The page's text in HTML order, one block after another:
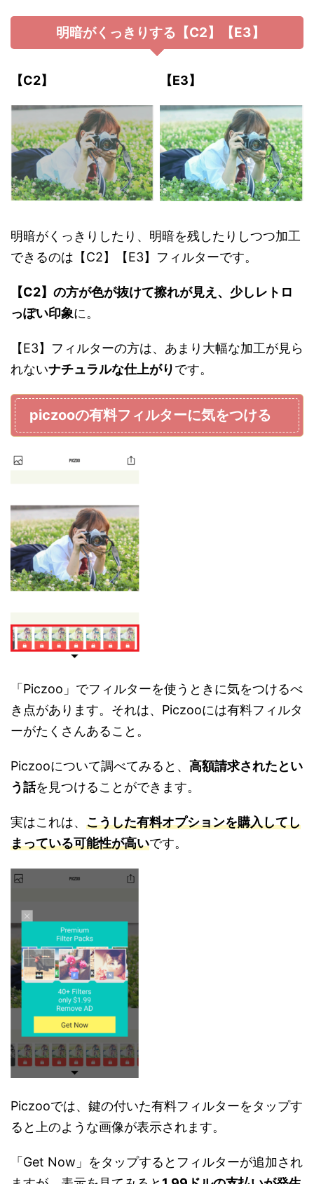
明暗がくっきりする【C2】【E3】
【C2】 【E3】
明暗がくっきりしたり、明暗を残したりしつつ加工
できるのは【C2】【E3】フィルターです。
【C2】の方が色が抜けて擦れが見え、少しレトロ
っぽい印象に。
【E3】フィルターの方は、あまり大幅な加工が見ら
れないナチュラルな仕上がりです。
piczooの有料フィルターに気をつける
「Piczoo」でフィルターを使うときに気をつけるべ
き点があります。それは、Piczooには有料フィルタ
ーがたくさんあること。
Piczooについて調べてみると、 高額請求されたとい
う話を見つけることができます。
実はこれは、 こうした有料オプションを購入してし
まっている可能性が高いです。
Piczooでは、鍵の付いた有料フィルターをタップす
ると上のような画像が表示されます。
「Get Now」をタップするとフィルターが追加され